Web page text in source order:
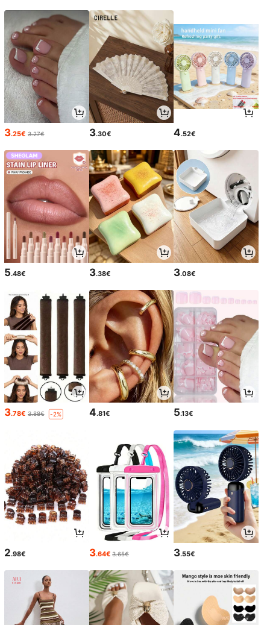
3.25€ 3.27€ 3.30€ 4.52€
5.48€ 3.38€ 3.08€
3.78€ 3.88€ -2% 4.81€ 5.13€
2.98€ 3.64€ 3.65€ 3.55€